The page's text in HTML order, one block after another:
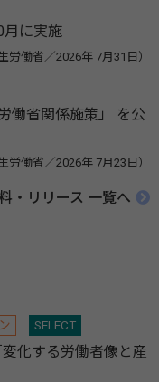
月に実施
労働省／2026年 7月31日）
働省関係施策」 を公
労働省／2026年 7月23日）
・リリース 一覧へ
SELECT
化する労働者像と産